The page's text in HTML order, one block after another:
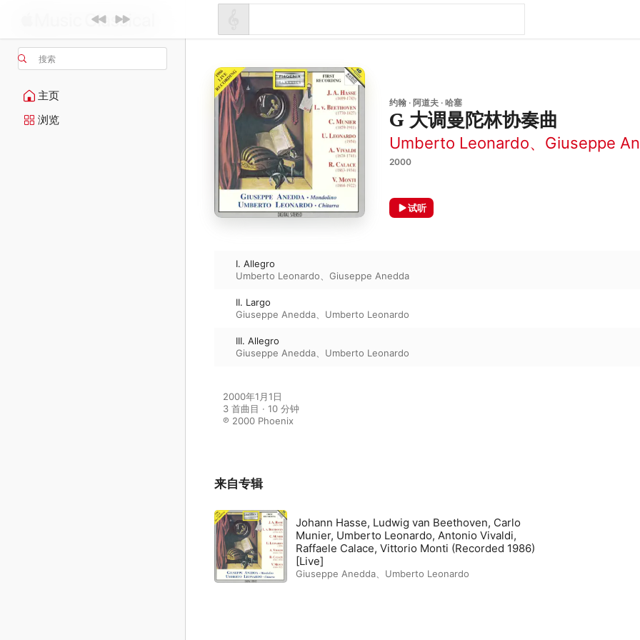
搜索
主页
浏览
约翰 · 阿道夫 · 哈塞
G 大调曼陀林协奏曲
Umberto Leonardo、 Giuseppe
2000
试听
I. Allegro
Umberto Leonardo
Giuseppe Anedda
II. Largo
Giuseppe Anedda
Umberto Leonardo
III. Allegro
Giuseppe Anedda
Umberto Leonardo
2000年1月1日
3 首曲目 · 10 分钟
℗ 2000 Phoenix
来自专辑
Johann Hasse, Ludwig van Beethoven, Carlo
Munier, Umberto Leonardo, Antonio Vivaldi,
Raffaele Calace, Vittorio Monti (Recorded 1986)
[Live]
Giuseppe Anedda Umberto Leonardo